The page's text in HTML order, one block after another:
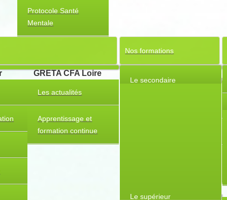
Protocole Santé
Mentale
GRETA CFA Loire
Les actualités
Apprentissage et
formation continue
Nos formations
Le secondaire
Le supérieur